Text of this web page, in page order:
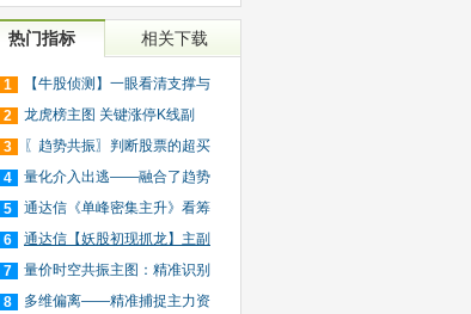
热门指标 相关下载
1
【牛股侦测】一眼看清支撑与
压
2
龙虎榜主图 关键涨停K线副
图/
3
〖趋势共振〗判断股票的超买
超
4
量化介入出逃——融合了趋势
跟
5
通达信《单峰密集主升》看筹
码
6
通达信【妖股初现抓龙】主副
图
7
量价时空共振主图：精准识别
主
8
多维偏离——精准捕捉主力资